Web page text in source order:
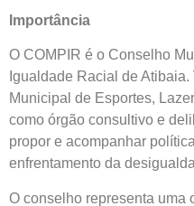
Importância
O COMPIR é o Conselho
Igualdade Racial de
Municipal de Esportes,
como órgão consultivo e
propor e acompanhar
enfrentamento da
O conselho representa uma